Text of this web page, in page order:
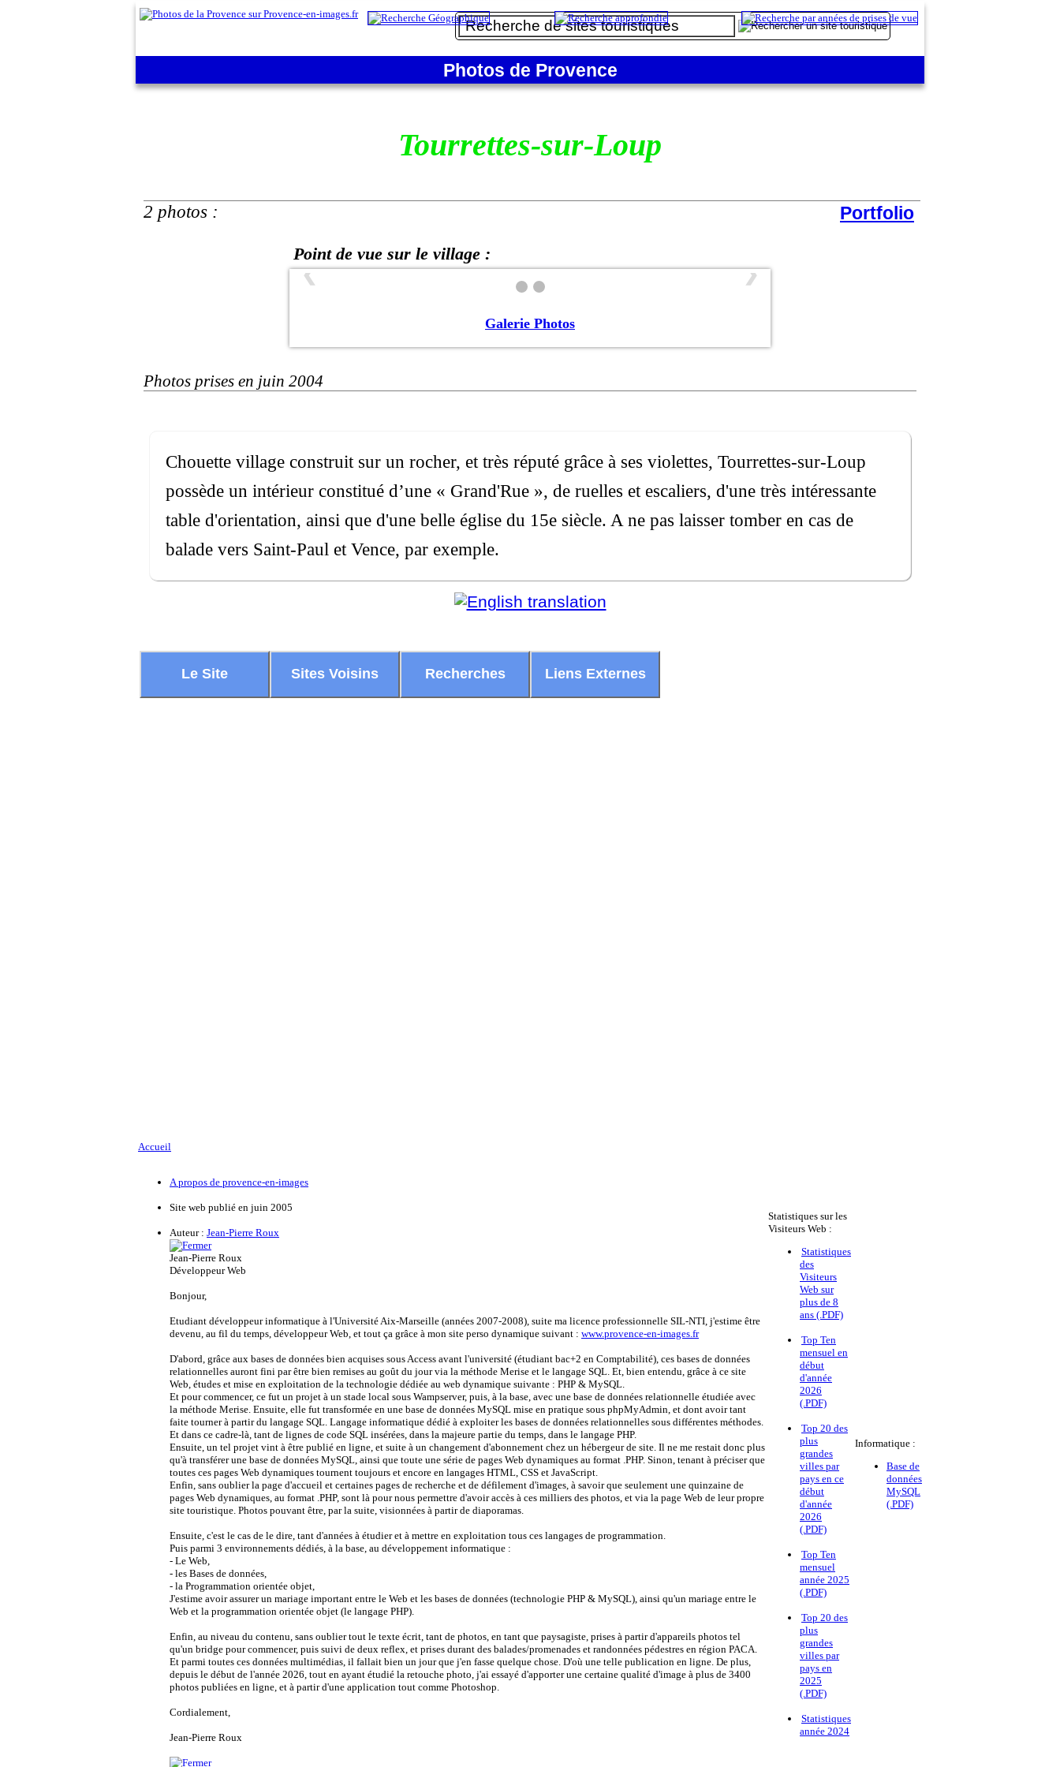
Photos de Provence
Tourrettes-sur-Loup
2 photos : Portfolio
Point de vue sur le village :
❮ ❯
Galerie Photos
Photos prises en juin 2004
Chouette village construit sur un rocher, et très réputé grâce à ses violettes, Tourrettes-sur-Loup
possède un intérieur constitué d’une « Grand'Rue », de ruelles et escaliers, d'une très intéressante
table d'orientation, ainsi que d'une belle église du 15e siècle. A ne pas laisser tomber en cas de
balade vers Saint-Paul et Vence, par exemple.
Le Site Sites Voisins Recherches Liens Externes
Accueil
A propos de provence-en-images
Site web publié en juin 2005
Auteur : Jean-Pierre Roux
Jean-Pierre Roux
Développeur Web
Bonjour,
Etudiant développeur informatique à l'Université Aix-Marseille (années 2007-2008), suite ma licence professionnelle SIL-NTI, j'estime être
devenu, au fil du temps, développeur Web, et tout ça grâce à mon site perso dynamique suivant : www.provence-en-images.fr
D'abord, grâce aux bases de données bien acquises sous Access avant l'université (étudiant bac+2 en Comptabilité), ces bases de données
relationnelles auront fini par être bien remises au goût du jour via la méthode Merise et le langage SQL. Et, bien entendu, grâce à ce site
Web, études et mise en exploitation de la technologie dédiée au web dynamique suivante : PHP & MySQL.
Et pour commencer, ce fut un projet à un stade local sous Wampserver, puis, à la base, avec une base de données relationnelle étudiée avec
la méthode Merise. Ensuite, elle fut transformée en une base de données MySQL mise en pratique sous phpMyAdmin, et dont avoir tant
faite tourner à partir du langage SQL. Langage informatique dédié à exploiter les bases de données relationnelles sous différentes méthodes.
Et dans ce cadre-là, tant de lignes de code SQL insérées, dans la majeure partie du temps, dans le langage PHP.
Ensuite, un tel projet vint à être publié en ligne, et suite à un changement d'abonnement chez un hébergeur de site. Il ne me restait donc plus
qu'à transférer une base de données MySQL, ainsi que toute une série de pages Web dynamiques au format .PHP. Sinon, tenant à préciser que
toutes ces pages Web dynamiques tournent toujours et encore en langages HTML, CSS et JavaScript.
Enfin, sans oublier la page d'accueil et certaines pages de recherche et de défilement d'images, à savoir que seulement une quinzaine de
pages Web dynamiques, au format .PHP, sont là pour nous permettre d'avoir accès à ces milliers des photos, et via la page Web de leur propre
site touristique. Photos pouvant être, par la suite, visionnées à partir de diaporamas.
Ensuite, c'est le cas de le dire, tant d'années à étudier et à mettre en exploitation tous ces langages de programmation.
Puis parmi 3 environnements dédiés, à la base, au développement informatique :
- Le Web,
- les Bases de données,
- la Programmation orientée objet,
J'estime avoir assurer un mariage important entre le Web et les bases de données (technologie PHP & MySQL), ainsi qu'un mariage entre le
Web et la programmation orientée objet (le langage PHP).
Enfin, au niveau du contenu, sans oublier tout le texte écrit, tant de photos, en tant que paysagiste, prises à partir d'appareils photos tel
qu'un bridge pour commencer, puis suivi de deux reflex, et prises durant des balades/promenades et randonnées pédestres en région PACA.
Et parmi toutes ces données multimédias, il fallait bien un jour que j'en fasse quelque chose. D'où une telle publication en ligne. De plus,
depuis le début de l'année 2026, tout en ayant étudié la retouche photo, j'ai essayé d'apporter une certaine qualité d'image à plus de 3400
photos publiées en ligne, et à partir d'une application tout comme Photoshop.
Cordialement,
Jean-Pierre Roux
Statistiques sur les
Visiteurs Web :
Statistiques
des
Visiteurs
Web sur
plus de 8
ans (.PDF)
Top Ten
mensuel en
début
d'année
2026
(.PDF)
Top 20 des
plus
grandes
villes par
pays en ce
début
d'année
2026
(.PDF)
Top Ten
mensuel
année 2025
(.PDF)
Top 20 des
plus
grandes
villes par
pays en
2025
(.PDF)
Statistiques
année 2024
Informatique :
Base de
données
MySQL
(.PDF)